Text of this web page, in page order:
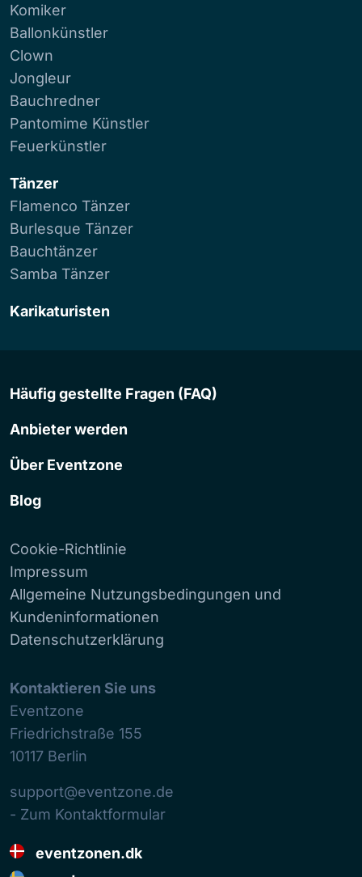
Komiker
Ballonkünstler
Clown
Jongleur
Bauchredner
Pantomime Künstler
Feuerkünstler
Tänzer
Flamenco Tänzer
Burlesque Tänzer
Bauchtänzer
Samba Tänzer
Karikaturisten
Häufig gestellte Fragen (FAQ)
Anbieter werden
Über Eventzone
Blog
Cookie-Richtlinie
Impressum
Allgemeine Nutzungsbedingungen und
Kundeninformationen
Datenschutzerklärung
Kontaktieren Sie uns
Eventzone
Friedrichstraße 155
10117 Berlin
support@eventzone.de
- Zum Kontaktformular
eventzonen.dk